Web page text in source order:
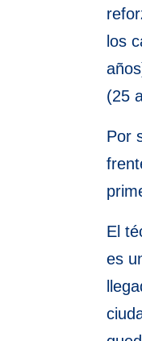
los
(25
Por
El
es